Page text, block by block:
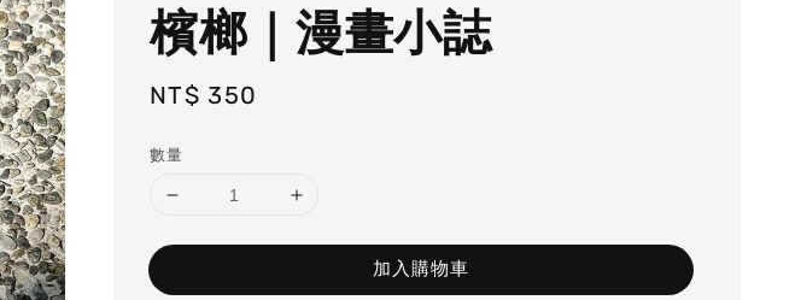
檳榔｜漫畫小誌
Regular
NT$ 350
數量
加入購物車